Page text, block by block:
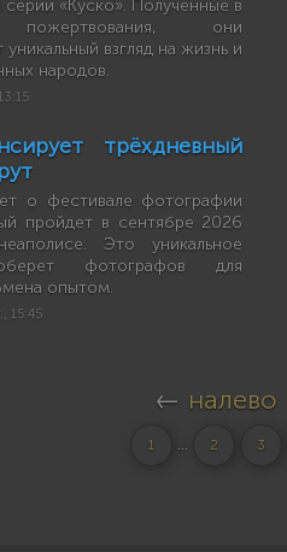
серии «Куско». Полученные в
пожертвования, они
взгляд на жизнь и
народов.
трёхдневный
о фестивале фотографии
пройдет в сентябре 2026
Это уникальное
фотографов для
опытом.
15:45
← налево
1 ... 2 3